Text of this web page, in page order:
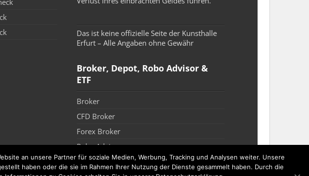
Das ist keine offizielle Seite der Kunsthalle
Erfurt – Alle Angaben ohne Gewähr
Broker, Depot, Robo Advisor &
ETF
Broker
CFD Broker
Forex Broker
Robo Advisor
Depot Vergleich
an unsere Partner für soziale Medien, Werbung, Tracking und Analysen weiter. Unsere
haben oder die sie im Rahmen Ihrer Nutzung der Dienste gesammelt haben. Durch die